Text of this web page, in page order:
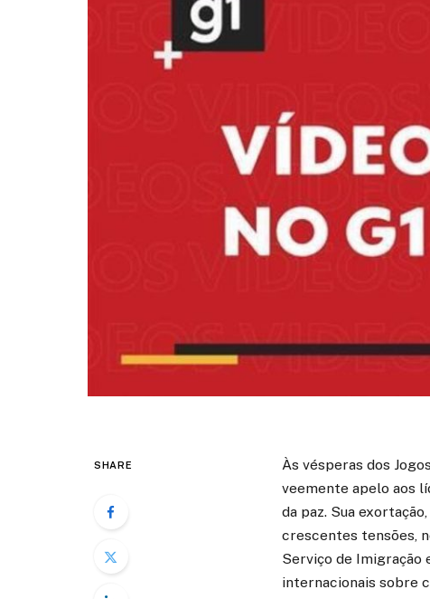
SHARE
Às vésperas dos
veemente apelo aos
da paz. Sua
crescentes tensões,
Serviço de Imigração
internacionais sobre